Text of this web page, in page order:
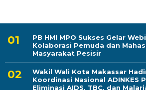
PB HMI MPO Sukses Gelar
Kolaborasi Pemuda dan
Masyarakat Pesisir
Wakil Wali Kota Makassar
Koordinasi Nasional ADINKES
Eliminasi AIDS, TBC, dan